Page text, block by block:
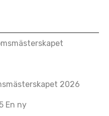
2026
En ny